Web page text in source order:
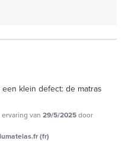
klein defect: de matras
van 29/5/2025door
(fr)